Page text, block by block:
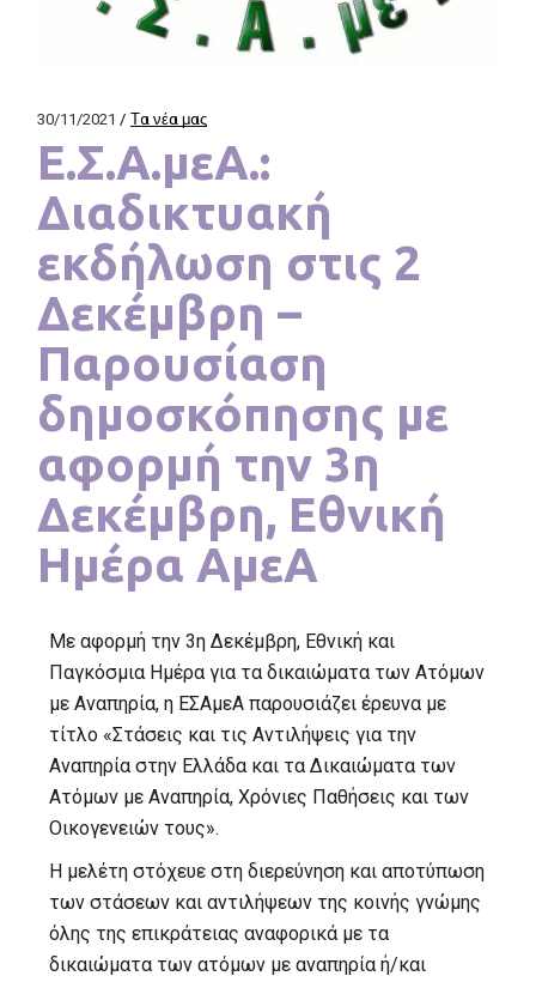
30/11/2021 Τα νέα μας
Ε.Σ.Α.μεΑ.:
Διαδικτυακή
εκδήλωση στις 2
Δεκέμβρη –
Παρουσίαση
δημοσκόπησης με
αφορμή την 3η
Δεκέμβρη, Εθνική
Ημέρα ΑμεΑ
Με αφορμή την 3η Δεκέμβρη, Εθνική και
Παγκόσμια Ημέρα για τα δικαιώματα των Ατόμων
με Αναπηρία, η ΕΣΑμεΑ παρουσιάζει έρευνα με
τίτλο «Στάσεις και τις Αντιλήψεις για την
Αναπηρία στην Ελλάδα και τα Δικαιώματα των
Ατόμων με Αναπηρία, Χρόνιες Παθήσεις και των
Οικογενειών τους».
Η μελέτη στόχευε στη διερεύνηση και αποτύπωση
των στάσεων και αντιλήψεων της κοινής γνώμης
όλης της επικράτειας αναφορικά με τα
δικαιώματα των ατόμων με αναπηρία ή/και